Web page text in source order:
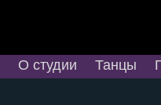
О студии Танцы